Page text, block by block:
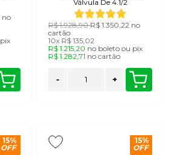
no
pix
Válvula De 4.1/2
R$ 1.928,90R$ 1.350,22 no
cartão
10x R$ 135,02
R$ 1.215,20 no boleto ou pix
R$ 1.282,71 nocartão
- +
15%
OFF
15%
OFF